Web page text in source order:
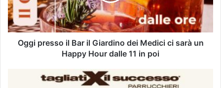
Oggi presso il Bar il Giardino dei Medici ci sarà un
Happy Hour dalle 11 in poi